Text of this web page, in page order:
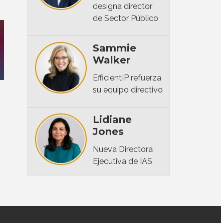
designa director
de Sector Público
Sammie
Walker
EfficientIP refuerza
su equipo directivo
Lidiane
Jones
Nueva Directora
Ejecutiva de IAS